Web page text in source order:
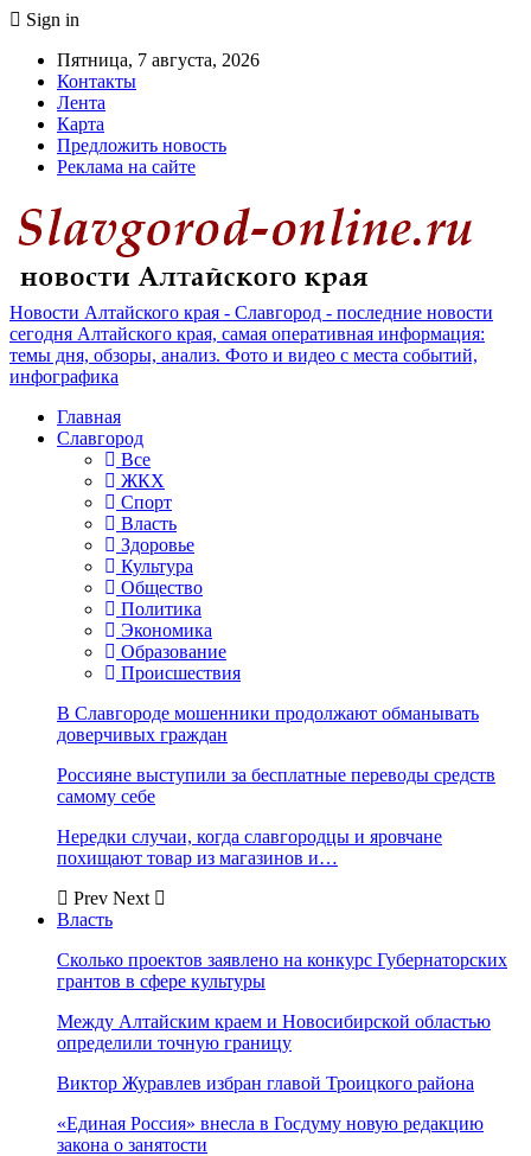
Sign in
Пятница, 7 августа, 2026
Контакты
Лента
Карта
Предложить новость
Реклама на сайте
Новости Алтайского края - Славгород - последние новости
сегодня Алтайского края, самая оперативная информация:
темы дня, обзоры, анализ. Фото и видео с места событий,
инфографика
Главная
Славгород
Все
ЖКХ
Спорт
Власть
Здоровье
Культура
Общество
Политика
Экономика
Образование
Происшествия
В Славгороде мошенники продолжают обманывать
доверчивых граждан
Россияне выступили за бесплатные переводы средств
самому себе
Нередки случаи, когда славгородцы и яровчане
похищают товар из магазинов и…
Prev Next
Власть
Сколько проектов заявлено на конкурс Губернаторских
грантов в сфере культуры
Между Алтайским краем и Новосибирской областью
определили точную границу
Виктор Журавлев избран главой Троицкого района
«Единая Россия» внесла в Госдуму новую редакцию
закона о занятости